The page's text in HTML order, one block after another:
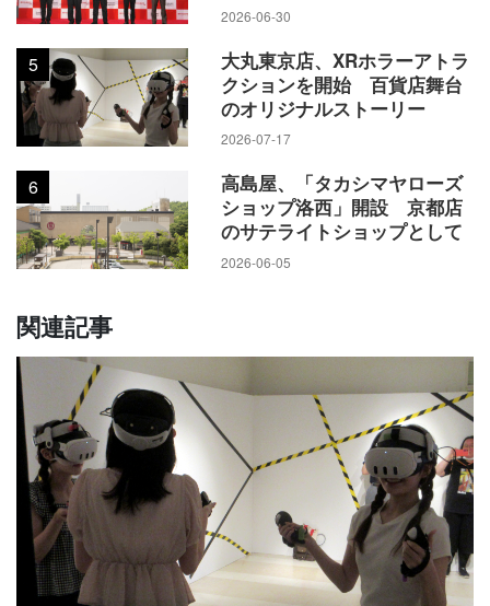
2026-06-30
5
大丸東京店、XRホラーアトラ
クションを開始 百貨店舞台
のオリジナルストーリー
2026-07-17
6
高島屋、「タカシマヤローズ
ショップ洛西」開設 京都店
のサテライトショップとして
2026-06-05
関連記事